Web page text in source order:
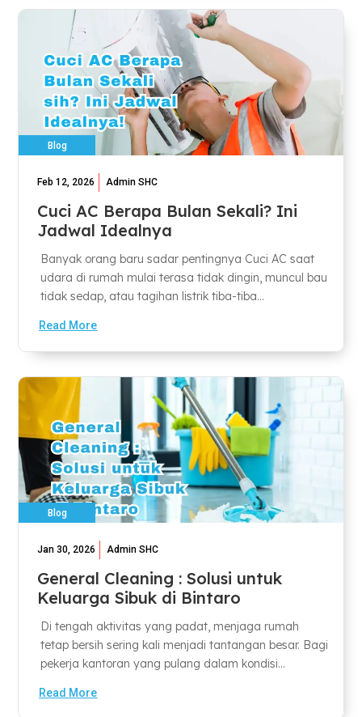
Blog
Feb 12, 2026 Admin SHC
Cuci AC Berapa Bulan Sekali? Ini
Jadwal Idealnya
Banyak orang baru sadar pentingnya Cuci AC saat
udara di rumah mulai terasa tidak dingin, muncul bau
tidak sedap, atau tagihan listrik tiba-tiba...
Read More
Blog
Jan 30, 2026 Admin SHC
General Cleaning : Solusi untuk
Keluarga Sibuk di Bintaro
Di tengah aktivitas yang padat, menjaga rumah
tetap bersih sering kali menjadi tantangan besar. Bagi
pekerja kantoran yang pulang dalam kondisi...
Read More